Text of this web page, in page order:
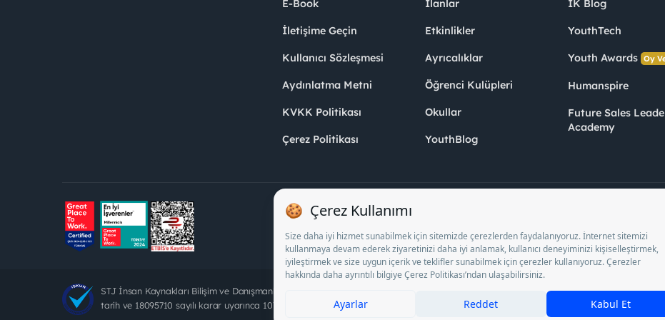
E-Book
İletişime Geçin
Kullanıcı Sözleşmesi
Aydınlatma Metni
KVKK Politikası
Çerez Politikası
İlanlar
Etkinlikler
Ayrıcalıklar
Öğrenci Kulüpleri
Okullar
YouthBlog
İK Blog
YouthTech
Youth Awards Oy
Humanspire
Future Sales
Academy
STJ İnsan Kaynakları Bilişim ve Danışmanlık A.Ş. Özel İstihdam Bürosu Olarak 13/05/2025 - 12/05/2028 tarihleri arasında faaliyette
tarih ve 18095710 sayılı karar uyarınca 1078 nolu belge ile faaliyet göstermektedir. 4904 sayılı kanun uyarınca iş arayanlardan ücret